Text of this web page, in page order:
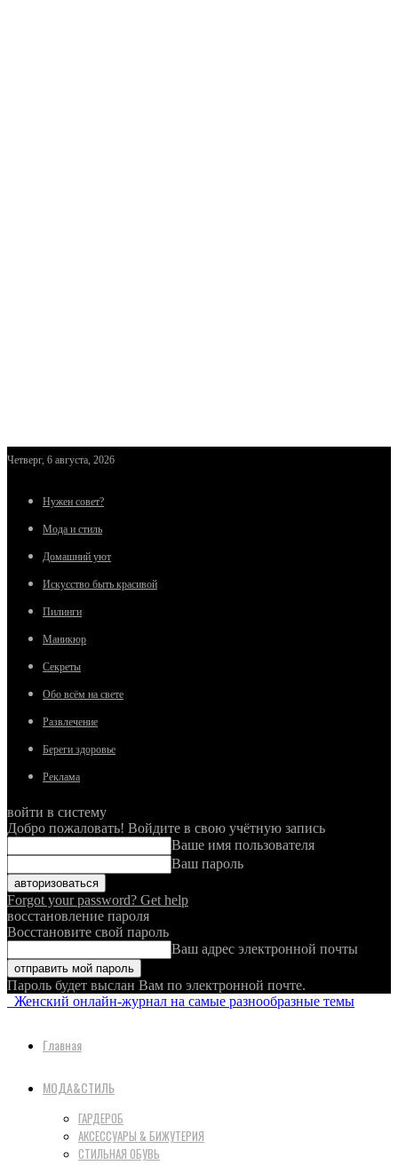
Четверг, 6 августа, 2026
Нужен совет?
Мода и стиль
Домашний уют
Искусство быть красивой
Пилинги
Маникюр
Секреты
Обо всём на свете
Развлечение
Береги здоровье
Реклама
войти в систему
Добро пожаловать! Войдите в свою учётную запись
Ваше имя пользователя
Ваш пароль
Forgot your password? Get help
восстановление пароля
Восстановите свой пароль
Ваш адрес электронной почты
Пароль будет выслан Вам по электронной почте.
Женский онлайн-журнал на самые разнообразные темы
Главная
МОДА&СТИЛЬ
ГАРДЕРОБ
АКСЕССУАРЫ & БИЖУТЕРИЯ
СТИЛЬНАЯ ОБУВЬ